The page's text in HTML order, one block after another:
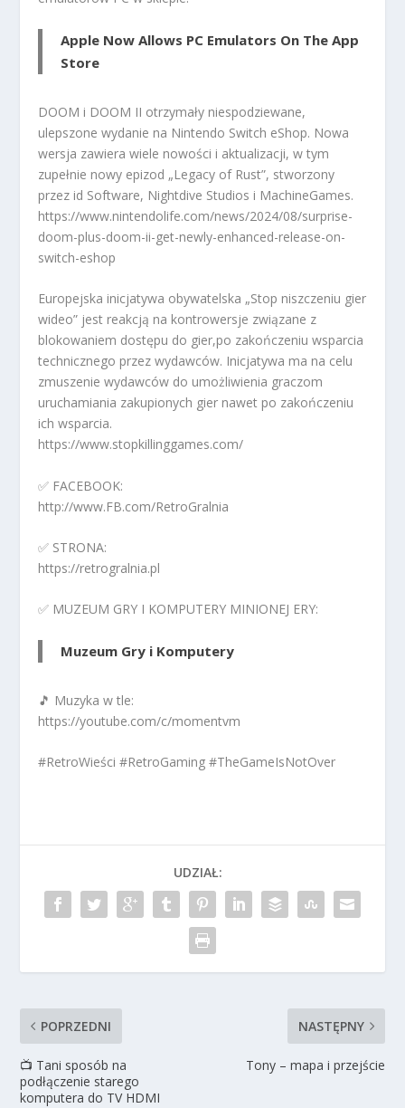
Apple Now Allows PC Emulators On The App
Store
DOOM i DOOM II otrzymały niespodziewane,
ulepszone wydanie na Nintendo Switch eShop. Nowa
wersja zawiera wiele nowości i aktualizacji, w tym
zupełnie nowy epizod „Legacy of Rust”, stworzony
przez id Software, Nightdive Studios i MachineGames.
https://www.nintendolife.com/news/2024/08/surprise-
doom-plus-doom-ii-get-newly-enhanced-release-on-
switch-eshop
Europejska inicjatywa obywatelska „Stop niszczeniu gier
wideo” jest reakcją na kontrowersje związane z
blokowaniem dostępu do gier,po zakończeniu wsparcia
technicznego przez wydawców. Inicjatywa ma na celu
zmuszenie wydawców do umożliwienia graczom
uruchamiania zakupionych gier nawet po zakończeniu
ich wsparcia.
https://www.stopkillinggames.com/
✅ FACEBOOK:
http://www.FB.com/RetroGralnia
✅ STRONA:
https://retrogralnia.pl
✅ MUZEUM GRY I KOMPUTERY MINIONEJ ERY:
Muzeum Gry i Komputery
🎵 Muzyka w tle:
https://youtube.com/c/momentvm
#RetroWieści #RetroGaming #TheGameIsNotOver
UDZIAŁ:
POPRZEDNI
📺 Tani sposób na
podłączenie starego
komputera do TV HDMI
NASTĘPNY
Tony – mapa i przejście